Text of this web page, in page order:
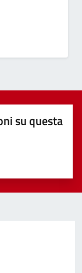
su questa